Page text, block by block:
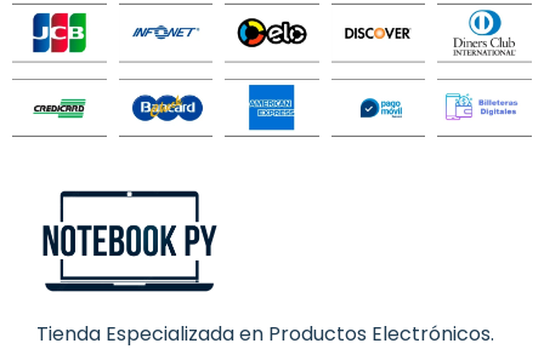
Tienda Especializada en Productos Electrónicos.